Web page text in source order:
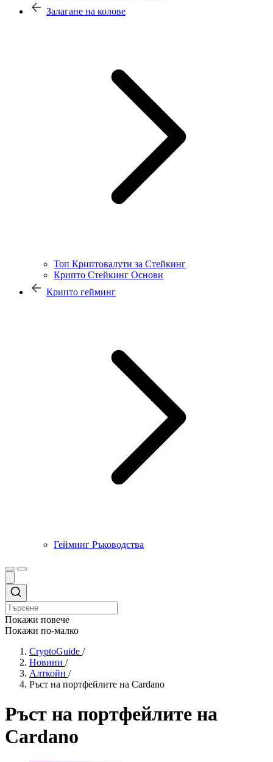
Залагане на колове
Топ Криптовалути за Стейкинг
Крипто Стейкинг Основи
Крипто гейминг
Гейминг Ръководства
Покажи повече
Покажи по-малко
CryptoGuide /
Новини /
Алткойн /
Ръст на портфейлите на Cardano
Ръст на портфейлите на
Cardano